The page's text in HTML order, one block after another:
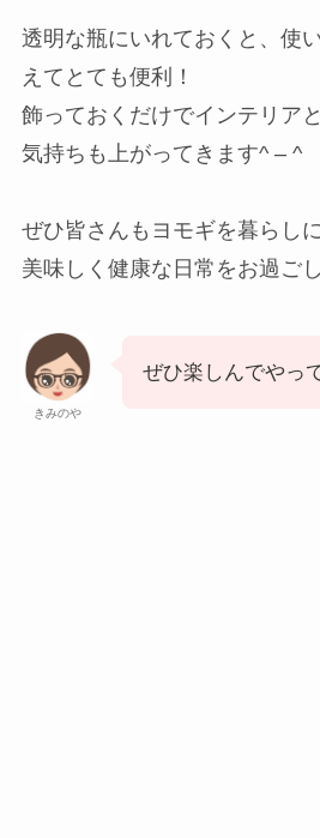
透明な瓶にいれておくと、使
えてとても便利！
飾っておくだけでインテリア
気持ちも上がってきます^ – ^
ぜひ皆さんもヨモギを暮らし
美味しく健康な日常をお過ご
きみのや
ぜひ楽しんでやっ